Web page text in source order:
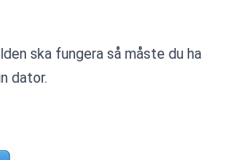
ska fungera så måste du ha
dator.